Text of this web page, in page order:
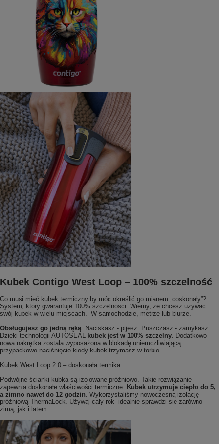
Kubek Contigo West Loop – 100% szczelność
Co musi mieć kubek termiczny by móc określić go mianem „doskonały”?
System, który gwarantuje 100% szczelności. Wiemy, że chcesz używać
swój kubek w wielu miejscach. W samochodzie, metrze lub biurze.
Obsługujesz go jedną ręką . Naciskasz - pijesz. Puszczasz - zamykasz.
Dzięki technologii AUTOSEAL
kubek jest w 100% szczelny . Dodatkowo
nowa nakrętka została wyposażona w blokadę uniemożliwiającą
przypadkowe naciśnięcie kiedy kubek trzymasz w torbie.
Kubek West Loop 2.0 – doskonała termika
Podwójne ścianki kubka są izolowane próżniowo. Takie rozwiązanie
zapewnia doskonałe właściwości termiczne.
Kubek utrzymuje ciepło do 5,
a zimno nawet do 12 godzin . Wykorzystaliśmy nowoczesną izolację
próżniową ThermaLock. Używaj cały rok- idealnie sprawdzi się zarówno
zimą, jak i latem.